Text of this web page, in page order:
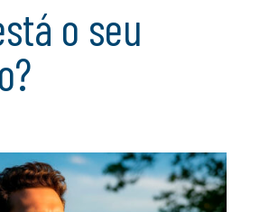
o seu